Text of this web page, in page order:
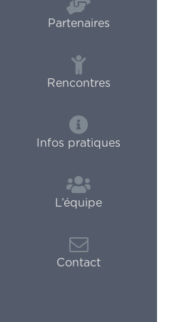
Partenaires
Rencontres
Infos pratiques
L’équipe
Contact